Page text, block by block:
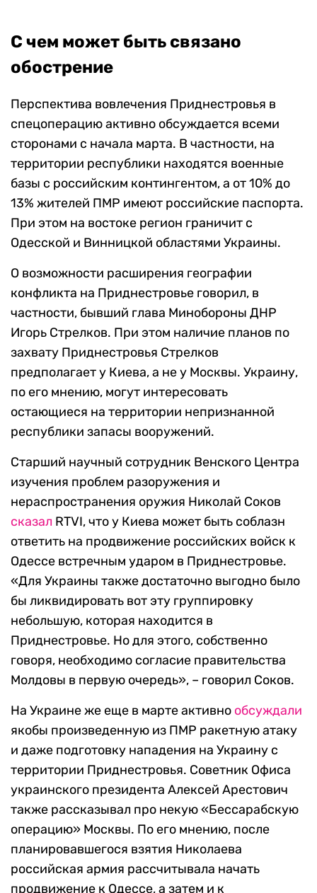
С чем может быть связано
обострение
Перспектива вовлечения Приднестровья в
спецоперацию активно обсуждается всеми
сторонами с начала марта. В частности, на
территории республики находятся военные
базы с российским контингентом, а от 10% до
13% жителей ПМР имеют российские паспорта.
При этом на востоке регион граничит с
Одесской и Винницкой областями Украины.
О возможности расширения географии
конфликта на Приднестровье говорил, в
частности, бывший глава Минобороны ДНР
Игорь Стрелков. При этом наличие планов по
захвату Приднестровья Стрелков
предполагает у Киева, а не у Москвы. Украину,
по его мнению, могут интересовать
остающиеся на территории непризнанной
республики запасы вооружений.
Старший научный сотрудник Венского Центра
изучения проблем разоружения и
нераспространения оружия Николай Соков
сказал RTVI, что у Киева может быть соблазн
ответить на продвижение российских войск к
Одессе встречным ударом в Приднестровье.
«Для Украины также достаточно выгодно было
бы ликвидировать вот эту группировку
небольшую, которая находится в
Приднестровье. Но для этого, собственно
говоря, необходимо согласие правительства
Молдовы в первую очередь», – говорил Соков.
На Украине же еще в марте активно обсуждали
якобы произведенную из ПМР ракетную атаку
и даже подготовку нападения на Украину с
территории Приднестровья. Советник Офиса
украинского президента Алексей Арестович
также рассказывал про некую «Бессарабскую
операцию» Москвы. По его мнению, после
планировавшегося взятия Николаева
российская армия рассчитывала начать
продвижение к Одессе, а затем и к